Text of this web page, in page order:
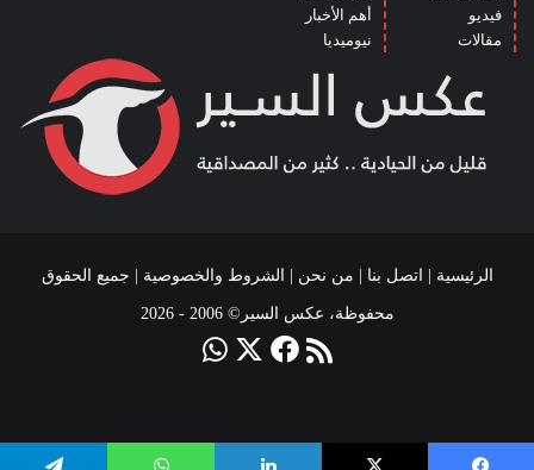
فيديو
مقالات
أهم الأخبار
نيوميديا
الرئيسية اتصل بنا من نحن الشروط والخصوصية | جميع الحقوق
محفوظة، عكس السير© 2006 - 2026